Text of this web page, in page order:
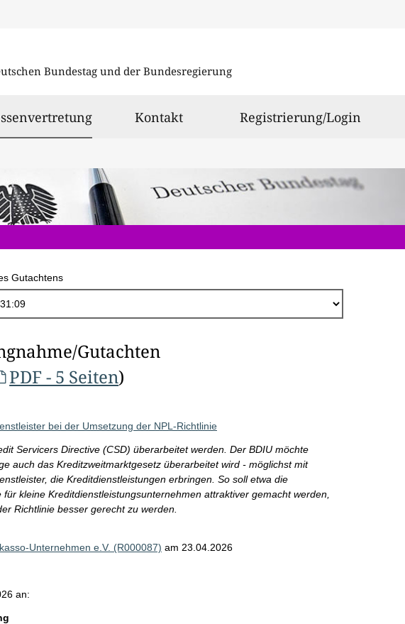
Bundestag und der Bundesregierung
ausgewählt
Kontakt Registrierung/Login
Gutachtens
Gutachten
PDF - 5 Seiten)
bei der Umsetzung der NPL-Richtlinie
Servicers Directive (CSD) überarbeitet werden. Der BDIU möchte
auch das Kreditzweitmarktgesetz überarbeitet wird - möglichst mit
die Kreditdienstleistungen erbringen. So soll etwa die
kleine Kreditdienstleistungsunternehmen attraktiver gemacht werden,
Richtlinie besser gerecht zu werden.
Unternehmen e.V. (R000087) am 23.04.2026
an: